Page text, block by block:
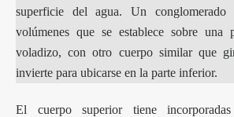
superficie del agua. Un conglomerado
volúmenes que se establece sobre una
voladizo, con otro cuerpo similar que
invierte para ubicarse en la parte inferior.
El cuerpo superior tiene